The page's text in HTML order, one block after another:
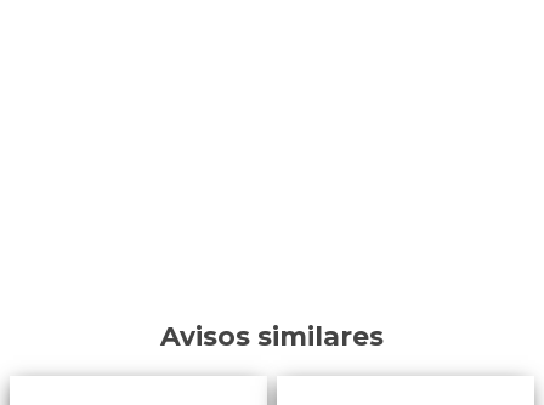
Avisos similares